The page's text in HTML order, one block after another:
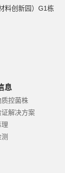
料创新园）G1栋
息
控菌株
证解决方案